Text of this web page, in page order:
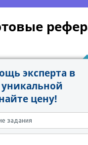
эксперта в
цену!